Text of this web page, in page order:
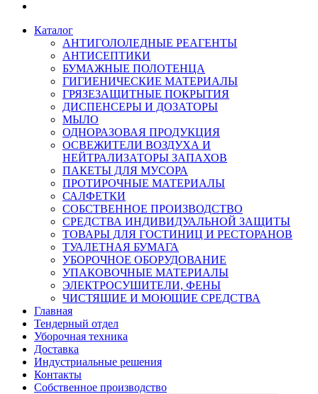
Каталог
АНТИГОЛОЛЕДНЫЕ РЕАГЕНТЫ
АНТИСЕПТИКИ
БУМАЖНЫЕ ПОЛОТЕНЦА
ГИГИЕНИЧЕСКИЕ МАТЕРИАЛЫ
ГРЯЗЕЗАЩИТНЫЕ ПОКРЫТИЯ
ДИСПЕНСЕРЫ И ДОЗАТОРЫ
МЫЛО
ОДНОРАЗОВАЯ ПРОДУКЦИЯ
ОСВЕЖИТЕЛИ ВОЗДУХА И
НЕЙТРАЛИЗАТОРЫ ЗАПАХОВ
ПАКЕТЫ ДЛЯ МУСОРА
ПРОТИРОЧНЫЕ МАТЕРИАЛЫ
САЛФЕТКИ
СОБСТВЕННОЕ ПРОИЗВОДСТВО
СРЕДСТВА ИНДИВИДУАЛЬНОЙ ЗАЩИТЫ
ТОВАРЫ ДЛЯ ГОСТИНИЦ И РЕСТОРАНОВ
ТУАЛЕТНАЯ БУМАГА
УБОРОЧНОЕ ОБОРУДОВАНИЕ
УПАКОВОЧНЫЕ МАТЕРИАЛЫ
ЭЛЕКТРОСУШИТЕЛИ, ФЕНЫ
ЧИСТЯЩИЕ И МОЮЩИЕ СРЕДСТВА
Главная
Тендерный отдел
Уборочная техника
Доставка
Индустриальные решения
Контакты
Собственное производство